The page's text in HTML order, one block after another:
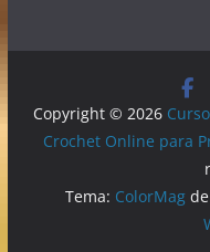
Copyright © 2026
Crochet Online para
Tema: ColorMag